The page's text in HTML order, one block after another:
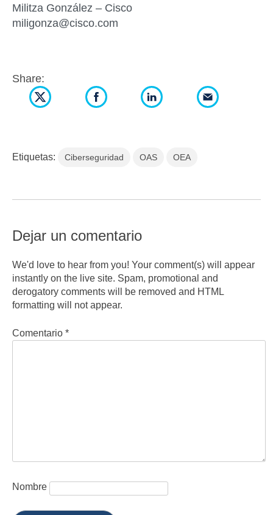
Militza González – Cisco
miligonza@cisco.com
Share:
Etiquetas: Ciberseguridad OAS OEA
Dejar un comentario
We'd love to hear from you! Your comment(s) will appear
instantly on the live site. Spam, promotional and
derogatory comments will be removed and HTML
formatting will not appear.
Comentario *
Nombre